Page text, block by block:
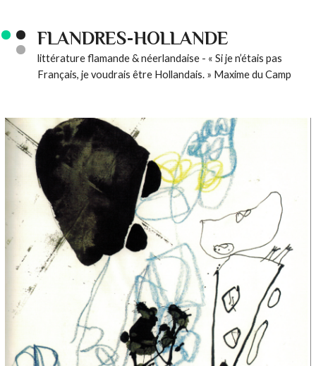
FLANDRES-HOLLANDE
littérature flamande & néerlandaise - « Si je n’étais pas
Français, je voudrais être Hollandais. » Maxime du Camp